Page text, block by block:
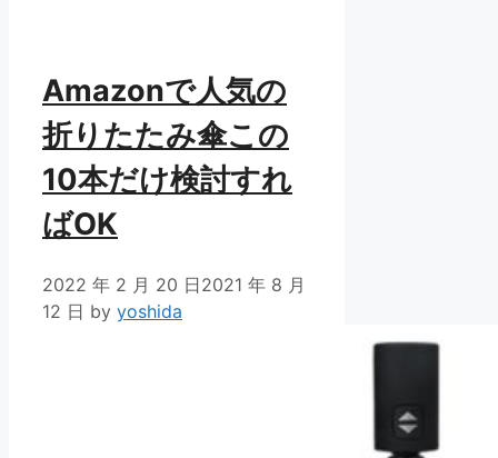
Amazonで人気の
折りたたみ傘この
10本だけ検討すれ
ばOK
2022 年 2 月 20 日2021 年 8 月
12 日 by yoshida